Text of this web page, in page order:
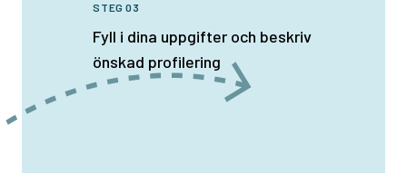
STEG 03
Fyll i dina uppgifter och beskriv
önskad profilering